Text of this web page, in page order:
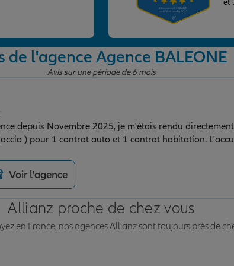
de l'agence Agence BALEONE
Avis sur une période de 6 mois
depuis Novembre 2025, je m'étais rendu
) pour 1 contrat auto et 1 contrat habitation.
d'établissement. Ensuite j'ai eu affaire à Léa,
Depuis j'ai souscrit un contrat auto
!
Voir l'agence
Allianz proche de chez vous
en France, nos agences Allianz sont toujours près de